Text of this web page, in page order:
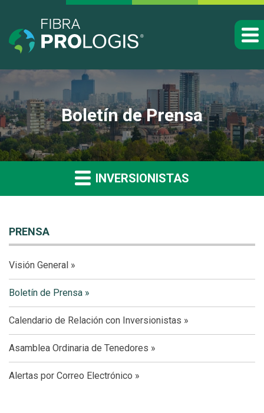
Boletín de Prensa
INVERSIONISTAS
PRENSA
Visión General
Boletín de Prensa
Calendario de Relación con Inversionistas
Asamblea Ordinaria de Tenedores
Alertas por Correo Electrónico